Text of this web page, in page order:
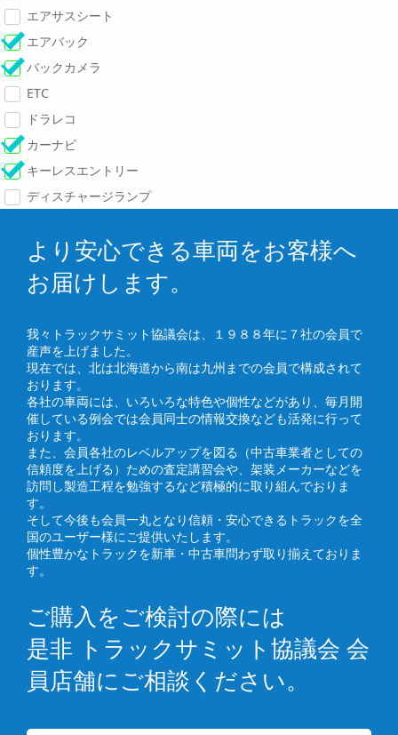
エアサスシート
エアバック
バックカメラ
ETC
ドラレコ
カーナビ
キーレスエントリー
ディスチャージランプ
より安心できる車両をお客様へ
お届けします。
我々トラックサミット協議会は、１９８８年に７社の会員で
産声を上げました。
現在では、北は北海道から南は九州までの会員で構成されて
おります。
各社の車両には、いろいろな特色や個性などがあり、毎月開
催している例会では会員同士の情報交換なども活発に行って
おります。
また、会員各社のレベルアップを図る（中古車業者としての
信頼度を上げる）ための査定講習会や、架装メーカーなどを
訪問し製造工程を勉強するなど積極的に取り組んでおりま
す。
そして今後も会員一丸となり信頼・安心できるトラックを全
国のユーザー様にご提供いたします。
個性豊かなトラックを新車・中古車問わず取り揃えておりま
す。
ご購入をご検討の際には
是非 トラックサミット協議会 会
員店舗にご相談ください。